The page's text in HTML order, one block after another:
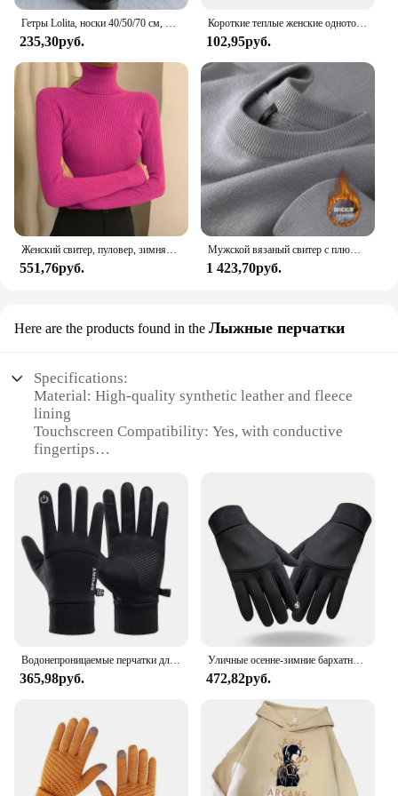
Гетры Lolita, носки 40/50/70 см, женские вязаные теплые Чехлы для ног, белые, черные, теплые женские носки, осенне-зимние вязаные крючком носки, манжеты для сапог
235,30руб.
Короткие теплые женские однотонные гетры из искусственного меха зимние вязаные крючком ботинки Носок, ноги ERS
102,95руб.
Женский свитер, пуловер, зимняя вязаная водолазка, тонкий джемпер с длинными рукавами, топы 2024, женские повседневные рубашки, мягкая теплая одежда Y2K
551,76руб.
Мужской вязаный свитер с плюшевой подкладкой, теплый Однотонный пуловер с высоким воротником и бархатной подкладкой, Повседневный свитер на толстой подошве с круглым вырезом для осени и зимы
1 423,70руб.
Here are the products found in the Лыжные перчатки
Specifications:
Material: High-quality synthetic leather and fleece
lining
Touchscreen Compatibility: Yes, with conductive
fingertips
Purpose: Ideal for cycling and other outdoor
activities in cold weather
Warmth: Insulated with fleece to keep hands cozy
Size: Available in multiple sizes to fit a wide range
of hand sizes
Features:
|Wholesale|Vendors|
**Unmatched Comfort and Performance**
The Warm Touchscreen Bike Gloves are a testament
to the fusion of functionality and style. Designed
for the modern cyclist, these gloves are not just
about keeping your hands warm but also about
maintaining the dexterity needed to operate
touchscreen devices. The high-quality synthetic
leather and fleece lining offer a snug fit and
Водонепроницаемые перчатки для зимних видов спорта, размер S/M/L/XL, цвет черный
365,98руб.
Уличные осенне-зимние бархатные теплые перчатки для мужчин и женщин, нескользящие перчатки для велоспорта с сенсорным экраном, 1 пара
472,82руб.